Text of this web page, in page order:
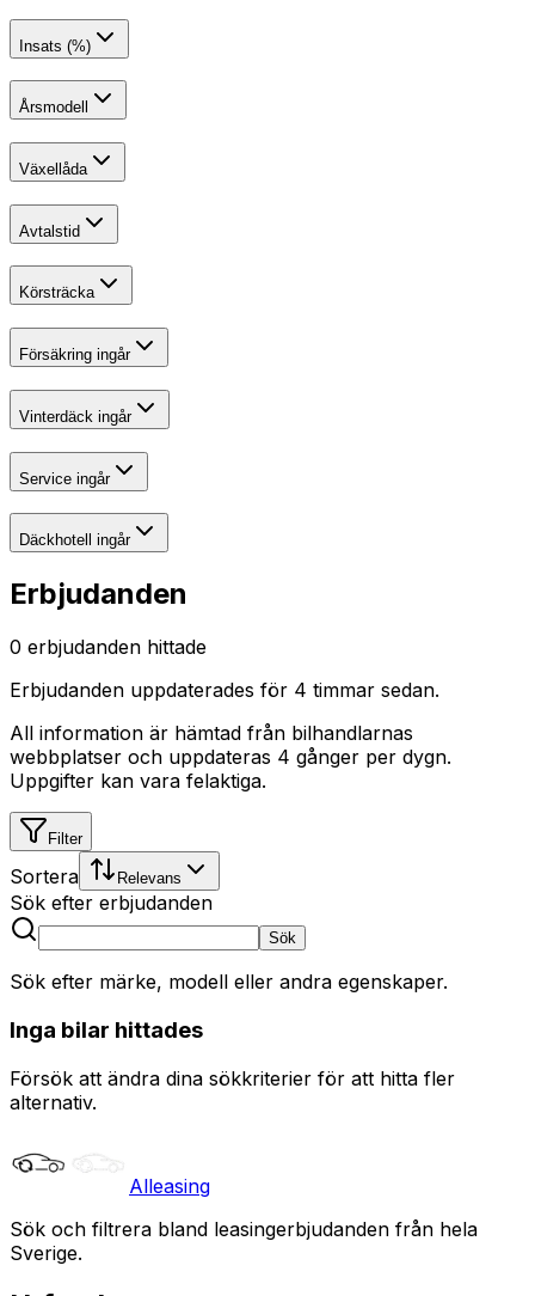
Insats (%)
Årsmodell
Växellåda
Avtalstid
Körsträcka
Försäkring ingår
Vinterdäck ingår
Service ingår
Däckhotell ingår
Erbjudanden
0 erbjudanden hittade
Erbjudanden uppdaterades för 4 timmar sedan.
All information är hämtad från bilhandlarnas
webbplatser och uppdateras 4 gånger per dygn.
Uppgifter kan vara felaktiga.
Filter
Sortera Relevans
Sök efter erbjudanden
Sök
Sök efter märke, modell eller andra egenskaper.
Inga bilar hittades
Försök att ändra dina sökkriterier för att hitta fler
alternativ.
Alleasing
Sök och filtrera bland leasingerbjudanden från hela
Sverige.